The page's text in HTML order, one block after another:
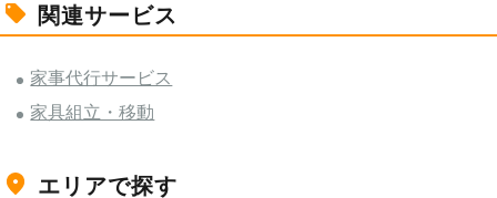
関連サービス
家事代行サービス
家具組立・移動
エリアで探す